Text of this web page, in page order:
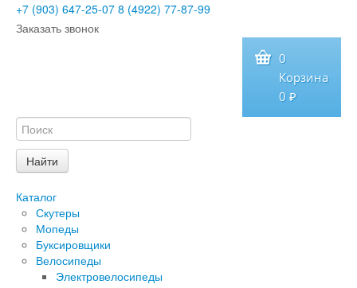
+7 (903) 647-25-07 8 (4922) 77-87-99
Заказать звонок
0
Корзина
0 ₽
Каталог
Скутеры
Мопеды
Буксировщики
Велосипеды
Электровелосипеды